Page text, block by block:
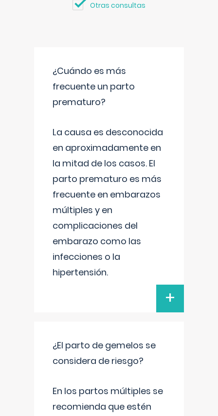
Otras consultas
¿Cuándo es más
frecuente un parto
prematuro?
La causa es desconocida
en aproximadamente en
la mitad de los casos. El
parto prematuro es más
frecuente en embarazos
múltiples y en
complicaciones del
embarazo como las
infecciones o la
hipertensión.
+
¿El parto de gemelos se
considera de riesgo?
En los partos múltiples se
recomienda que estén